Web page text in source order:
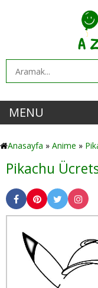
MENU
Anasayfa » Anime »
Pikachu